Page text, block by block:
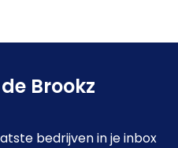
Brookz
bedrijven in je inbox